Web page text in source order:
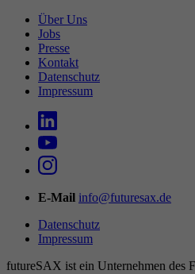
Über Uns
Jobs
Presse
Kontakt
Datenschutz
Impressum
E-Mail info@futuresax.de
Datenschutz
Impressum
futureSAX ist ein Unter­nehmen des